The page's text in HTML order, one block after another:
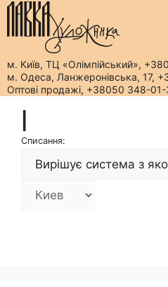
м. Київ, ТЦ «Олімпійський»,
м. Одеса, Ланжеронівська, 17,
Оптові продажі, +38050 348-
вмістуСписання: